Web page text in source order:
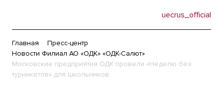
uecrus_official
Главная
Пресс-центр
Новости Филиал АО «ОДК» «ОДК-Салют»
Московские предприятия ОДК провели «Неделю без
турникетов» для школьников